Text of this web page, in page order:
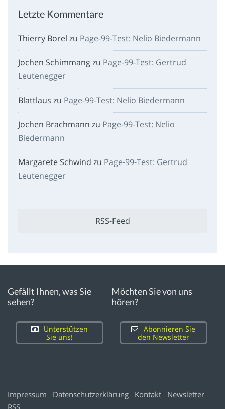
Letzte Kommentare
Thierry Borel zu Page-99-Test: Nelio Biedermann
Jochen Schimmangzu Page-99-Test: Gertrud
Leutenegger
Blattlaus zu Page-99-Test: Nelio Biedermann
Jochen Brachmann zu Page-99-Test: Nelio
Biedermann
Margarete Schwind zu Page-99-Test: Gertrud
Leutenegger
RSS-Feed
Gefällt Ihnen, was Sie
sehen?
Unterstützen
Sie uns!
Möchten Sie von uns
hören?
Abonnieren Sie
den Newsletter
Impressum Datenschutzerklärung Kontakt
Newsletter